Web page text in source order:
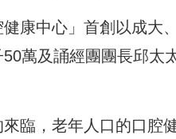
健康中心」首創以成
萬及誦經團團長邱太
臨，老年人口的口腔